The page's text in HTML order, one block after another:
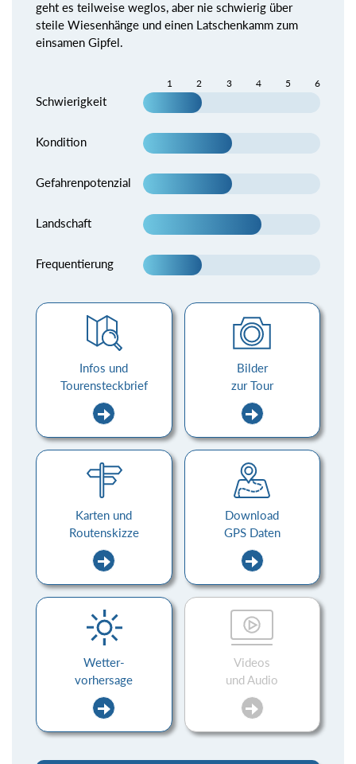
geht es teilweise weglos, aber nie schwierig über
steile Wiesenhänge und einen Latschenkamm zum
einsamen Gipfel.
1 2 3 4 5 6
Schwierigkeit
Kondition
Gefahrenpotenzial
Landschaft
Frequentierung
Infos und
Tourensteckbrief
Bilder
zur Tour
Karten und
Routenskizze
Download
GPS Daten
Wetter-
vorhersage
Videos
und Audio